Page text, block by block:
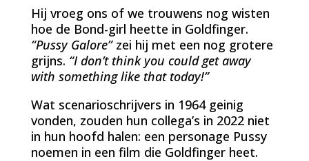
Hij vroeg ons of we trouwens nog wisten
hoe de Bond-girl heette in Goldfinger.
“Pussy Galore”zei hij met een nog grotere
grijns. “I don’t think you could get away
with something like that today!”
Wat scenarioschrijvers in 1964 geinig
vonden, zouden hun collega’s in 2022 niet
in hun hoofd halen: een personage Pussy
noemen in een film die Goldfinger heet.